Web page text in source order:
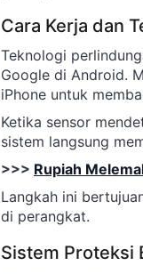
Cara Kerja dan
Teknologi
Google di Android.
iPhone untuk
Ketika sensor
sistem langsung
>>> Rupiah
Langkah ini
di perangkat.
Sistem Proteksi